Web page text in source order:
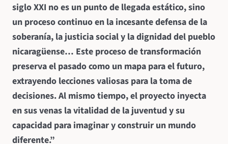
siglo XXI no es un punto de llegada estático, sino
un proceso continuo en la incesante defensa de la
soberanía, la justicia social y la dignidad del pueblo
nicaragüense… Este proceso de transformación
preserva el pasado como un mapa para el futuro,
extrayendo lecciones valiosas para la toma de
decisiones. Al mismo tiempo, el proyecto inyecta
en sus venas la vitalidad de la juventud y su
capacidad para imaginar y construir un mundo
diferente.”